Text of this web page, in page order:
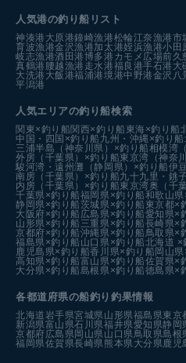
人気港の釣り船リスト
神湊港 大原港鐘崎漁港松輪江奈漁港市
育波漁港金沢漁港加太港姪浜漁港小田
岐志漁港酒田港博多港カモメ広場前久
真鶴港 腰越漁港 走水港福良港手石港 大
大洗港 大飯港福浦港境港中野港金沢八
平潟港
人気エリアの釣り船検索
関東×釣り船関西×釣り船 東海×釣り船
中国・四国×釣り船 九州・沖縄×釣り船
三浦半島（神奈川県）×釣り船相模湾
外房（千葉県）×釣り船東京湾（神奈
駿河湾・遠州灘（静岡県）×釣り船伊
南房（千葉県）×釣り船九十九里・銚
内房（千葉県）×釣り船東京湾奥（千
千葉県×釣り船福岡県×釣り船和歌山
静岡県×釣り船茨城県×釣り船 東京都×
大阪府×釣り船 広島県×釣り船愛知県×
山形県×釣り船 三重県×釣り船長崎県×
京都府×釣り船沖縄県×釣り船鳥取県×
福島県×釣り船 山口県×釣り船北海道 ×
鹿児島県×釣り船香川県×釣り船 岡山
高知県×釣り船富山県×釣り船佐賀県×
大分県×釣り船島根県×釣り船徳島県×
各都道府県の船釣り釣果情報
北海道岩手県宮城県山形県福島県東京
新潟県富山県石川県福井県愛知県静岡
京都府広島県岡山県山口県鳥取県島根
福岡県佐賀県長崎県熊本県大分県鹿児